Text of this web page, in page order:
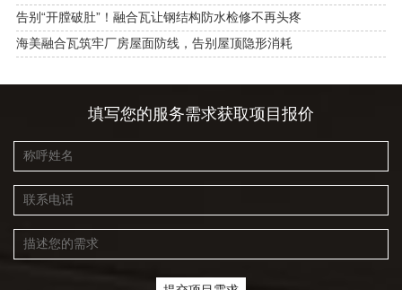
告别“开膛破肚”！融合瓦让钢结构防水检修不再头疼
海美融合瓦筑牢厂房屋面防线，告别屋顶隐形消耗
填写您的服务需求获取项目报价